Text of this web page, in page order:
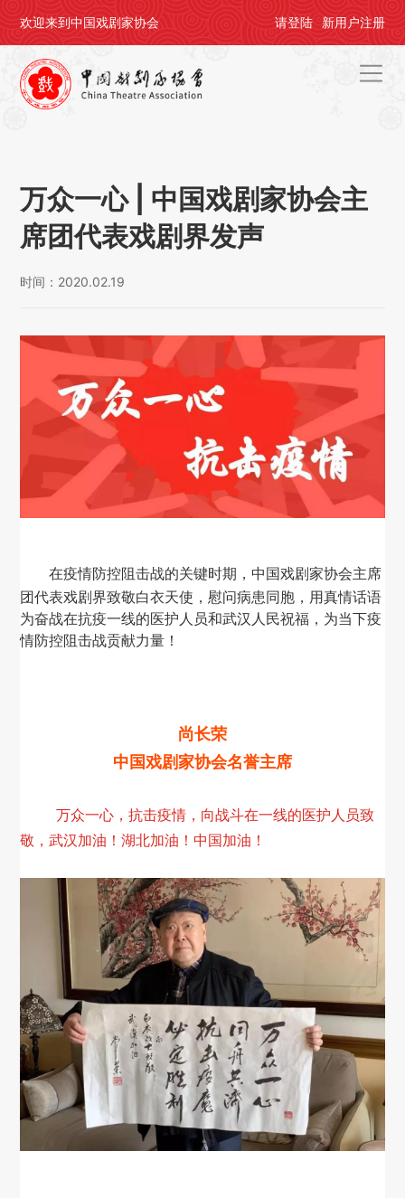
欢迎来到中国戏剧家协会 请登陆 新用户注册
首页
剧协公告
戏剧活动
会员中心
评奖办节
人才培养
对外交流
刊物出版
戏剧视频
大事记
万众一心 | 中国戏剧家协会主
席团代表戏剧界发声
时间：2020.02.19
在疫情防控阻击战的关键时期，中国戏剧家协会主席
团代表戏剧界致敬白衣天使，慰问病患同胞，用真情话语
为奋战在抗疫一线的医护人员和武汉人民祝福，为当下疫
情防控阻击战贡献力量！
尚长荣
中国戏剧家协会名誉主席
万众一心，抗击疫情，向战斗在一线的医护人员致
敬，武汉加油！湖北加油！中国加油！